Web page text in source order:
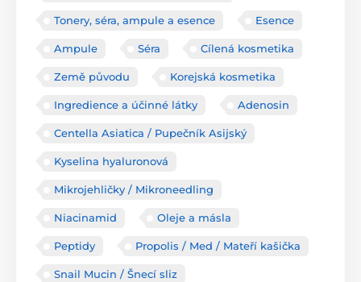
Tonery, séra, ampule a esence Esence
Ampule Séra Cílená kosmetika
Země původu Korejská kosmetika
Ingredience a účinné látky Adenosin
Centella Asiatica / Pupečník Asijský
Kyselina hyaluronová
Mikrojehličky / Mikroneedling
Niacinamid Oleje a másla
Peptidy Propolis / Med / Mateří kašička
Snail Mucin / Šnecí sliz